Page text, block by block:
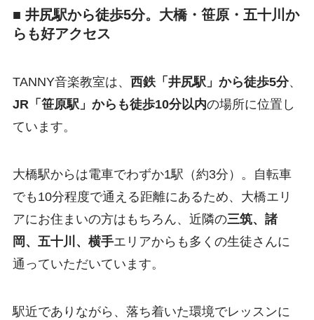
■ 井尻駅から徒歩5分。大橋・笹原・五十川か
らも好アクセス
TANNY音楽教室は、 西鉄「井尻駅」から徒歩5分、
JR「笹原駅」からも徒歩10分以内の場所に位置し
ています。
大橋駅からは電車でわずか1駅（約3分）。自転車
でも10分程度で通える距離にあるため、大橋エリ
アにお住まいの方はもちろん、近隣の三筑、諸
岡、五十川、横手エリアからも多くの生徒さんに
通っていただいています。
駅近でありながら、落ち着いた環境でレッスンに